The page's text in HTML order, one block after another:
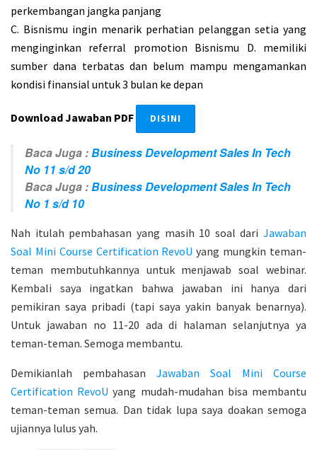
perkembangan jangka panjang
C. Bisnismu ingin menarik perhatian pelanggan setia yang
menginginkan referral promotion Bisnismu D. memiliki
sumber dana terbatas dan belum mampu mengamankan
kondisi finansial untuk 3 bulan ke depan
Download Jawaban PDF DISINI
Baca Juga : Business Development Sales In Tech
No 11 s/d 20
Baca Juga : Business Development Sales In Tech
No 1 s/d 10
Nah itulah pembahasan yang masih 10 soal dari Jawaban
Soal Mini Course Certification RevoU yang mungkin teman-
teman membutuhkannya untuk menjawab soal webinar.
Kembali saya ingatkan bahwa jawaban ini hanya dari
pemikiran saya pribadi (tapi saya yakin banyak benarnya).
Untuk jawaban no 11-20 ada di halaman selanjutnya ya
teman-teman. Semoga membantu.
Demikianlah pembahasan Jawaban Soal Mini Course
Certification RevoU yang mudah-mudahan bisa membantu
teman-teman semua. Dan tidak lupa saya doakan semoga
ujiannya lulus yah.